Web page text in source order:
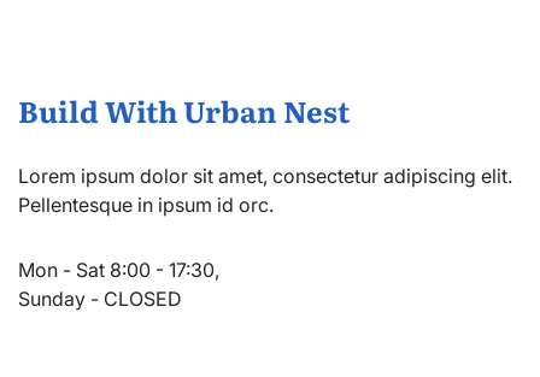
Build With Urban Nest
Lorem ipsum dolor sit amet, consectetur adipiscing elit.
Pellentesque in ipsum id orc.
Mon - Sat 8:00 - 17:30,
Sunday - CLOSED